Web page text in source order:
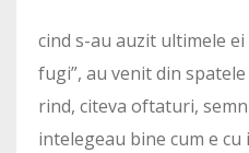
cind s-au auzit ultimele
fugi”, au venit din
rind, citeva oftaturi,
intelegeau bine cum e